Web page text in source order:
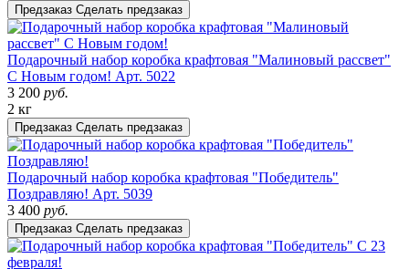
Предзаказ Сделать предзаказ
Подарочный набор коробка крафтовая "Малиновый рассвет"
С Новым годом! Арт. 5022
3 200 руб.
2 кг
Предзаказ Сделать предзаказ
Подарочный набор коробка крафтовая "Победитель"
Поздравляю! Арт. 5039
3 400 руб.
Предзаказ Сделать предзаказ